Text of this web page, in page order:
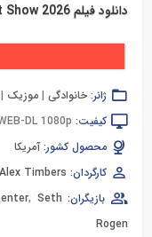
دانلود فیلم The Muppet Show 2026
ژانر: خانوادگی | موزیک |
کیفیت: DL 1080p
محصول کشور: آمریکا
کارگردان: Alex Timbers
بازیگران:
, Seth
Rogen